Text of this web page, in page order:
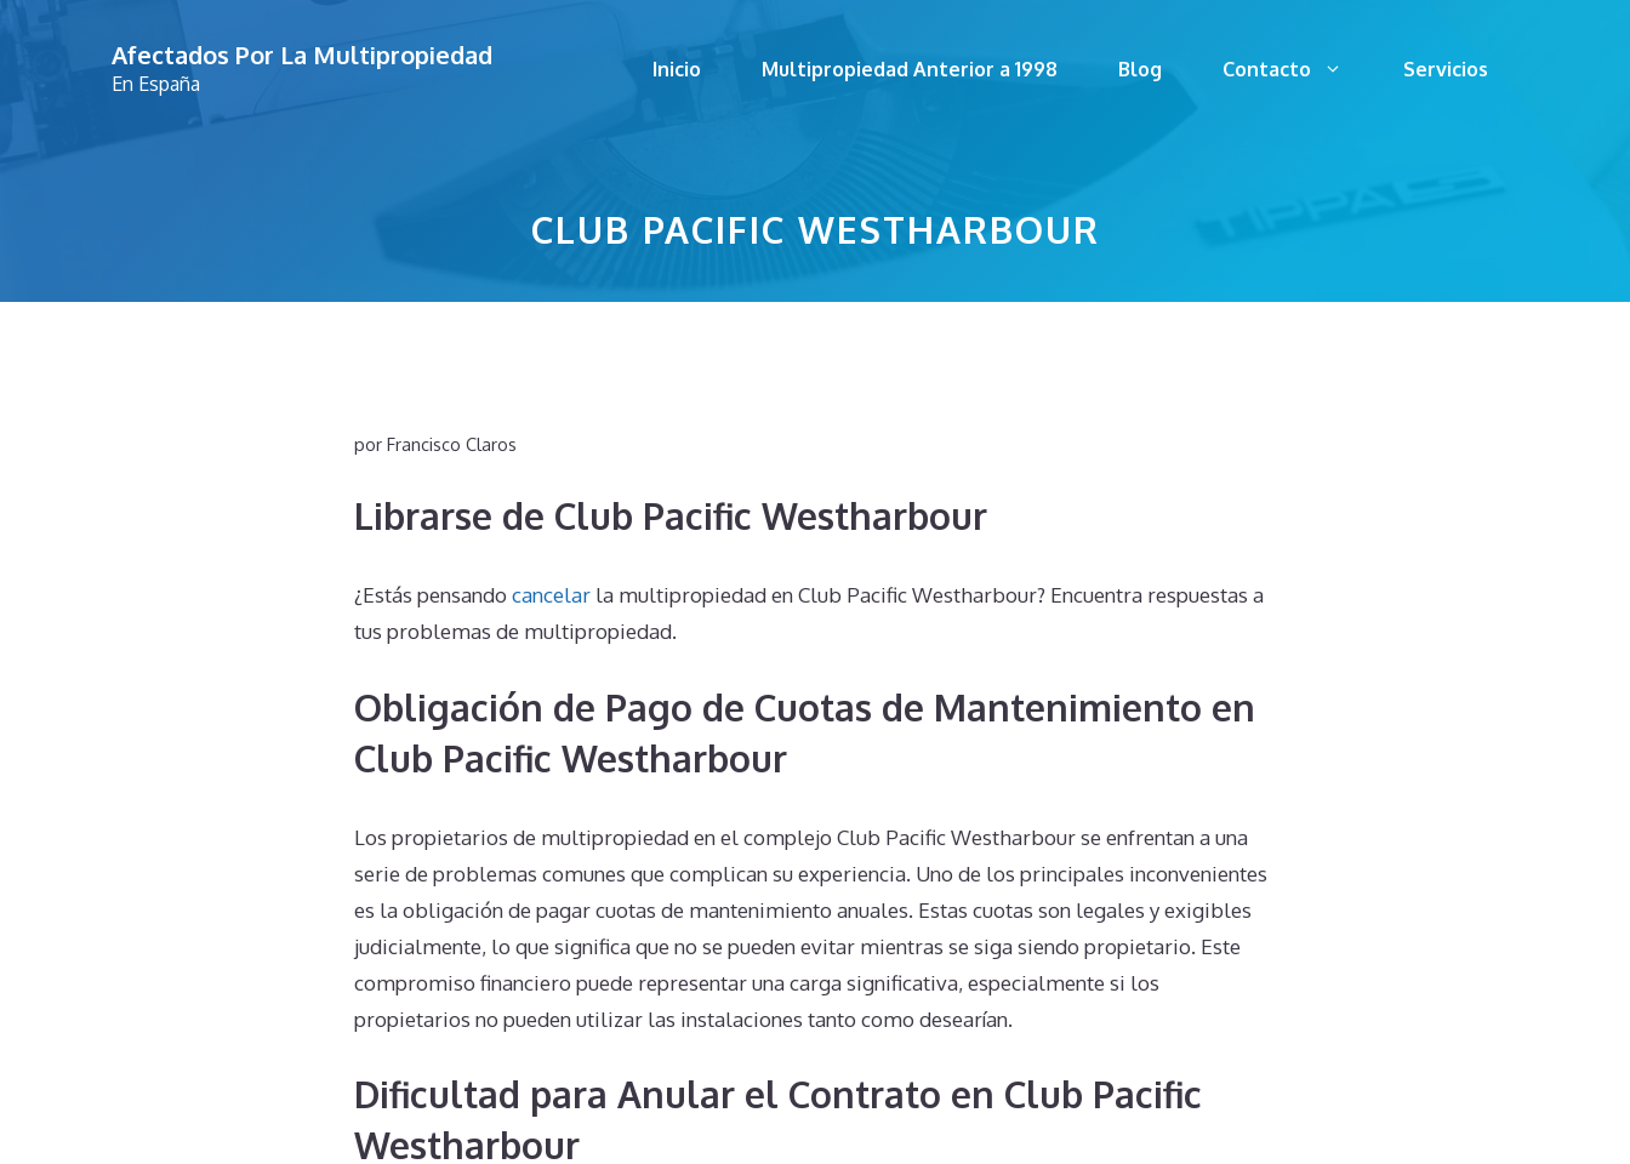
Afectados Por La Multipropiedad
En España
Inicio Multipropiedad Anterior a 1998 Blog Contacto Servicios
CLUB PACIFIC WESTHARBOUR
por Francisco Claros
Librarse de Club Pacific Westharbour
¿Estás pensando cancelar la multipropiedad en Club Pacific Westharbour? Encuentra respuestas a
tus problemas de multipropiedad.
Obligación de Pago de Cuotas de Mantenimiento en
Club Pacific Westharbour
Los propietarios de multipropiedad en el complejo Club Pacific Westharbour se enfrentan a una
serie de problemas comunes que complican su experiencia. Uno de los principales inconvenientes
es la obligación de pagar cuotas de mantenimiento anuales. Estas cuotas son legales y exigibles
judicialmente, lo que significa que no se pueden evitar mientras se siga siendo propietario. Este
compromiso financiero puede representar una carga significativa, especialmente si los
propietarios no pueden utilizar las instalaciones tanto como desearían.
Dificultad para Anular el Contrato en Club Pacific
Westharbour